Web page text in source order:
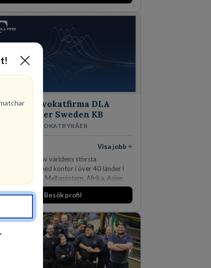
Advokatfirma DLA
Piper Sweden KB
ADVOKATBYRÅER
Visa jobb
Piper är en av världens största
med kontor i över 40 länder i
Europa, Mellanöstern, Afrika, Asien
Oceanien. Vi är specialister inom
alla områden och vi har några
än 450 jurister på fem kontor i Stockholm,
Århus, Oslo och Helsingfors kan vi
DLA Piper erbjuda våra klienter en unik,
och gränsöverskridande nordisk
På vårt kontor i centrala Stockholm är
idag drygt 240 medarbetare.
Besök profil